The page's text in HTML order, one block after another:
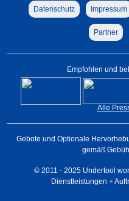
Datenschutz Impressum
Partner
Empfohlen und
Alle
Gebote und Optionale
gemäß
© 2011 - 2025 Undertool
Dienstleistungen +